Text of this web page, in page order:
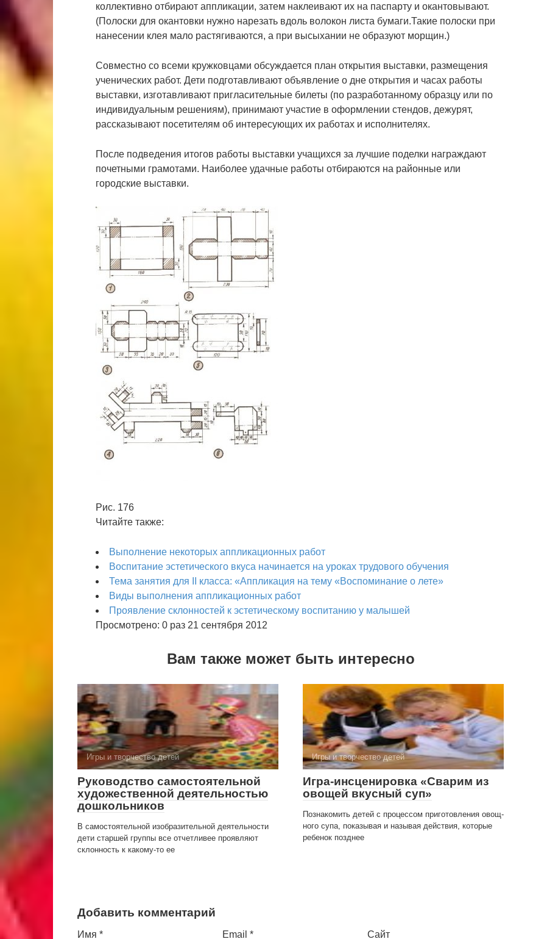
коллективно отбирают аппликации, затем наклеивают их на паспарту и окантовывают.
(Полоски для окантовки нужно нарезать вдоль волокон листа бумаги.Такие полоски при
нанесении клея мало растягиваются, а при высыхании не образуют морщин.)
Совместно со всеми кружковцами обсуждается план открытия выставки, размещения
ученических работ. Дети подготавливают объявление о дне открытия и часах работы
выставки, изготавливают пригласительные билеты (по разработанному образцу или по
индивидуальным решениям), принимают участие в оформлении стендов, дежурят,
рассказывают посетителям об интересующих их работах и исполнителях.
После подведения итогов работы выставки учащихся за лучшие поделки награждают
почетными грамотами. Наиболее удачные работы отбираются на районные или
городские выставки.
Рис. 176
Читайте также:
Выполнение некоторых аппликационных работ
Воспитание эстетического вкуса начинается на уроках трудового обучения
Тема занятия для II класса: «Аппликация на тему «Воспоминание о лете»
Виды выполнения аппликационных работ
Проявление склонностей к эстетическому воспитанию у малышей
Просмотрено: 0 раз 21 сентября 2012
Вам также может быть интересно
Игры и творчество детей
Руководство самостоятельной
художественной деятельностью
дошкольников
В самостоятельной изобразительной деятельности
дети старшей группы все отчетливее проявляют
склонность к какому-то ее
Игры и творчество детей
Игра-инсценировка «Сварим из
овощей вкусный суп»
Познакомить детей с процессом приготовления овощ­
ного супа, показывая и называя действия, которые
ребенок позднее
Добавить комментарий
Имя * Email * Сайт